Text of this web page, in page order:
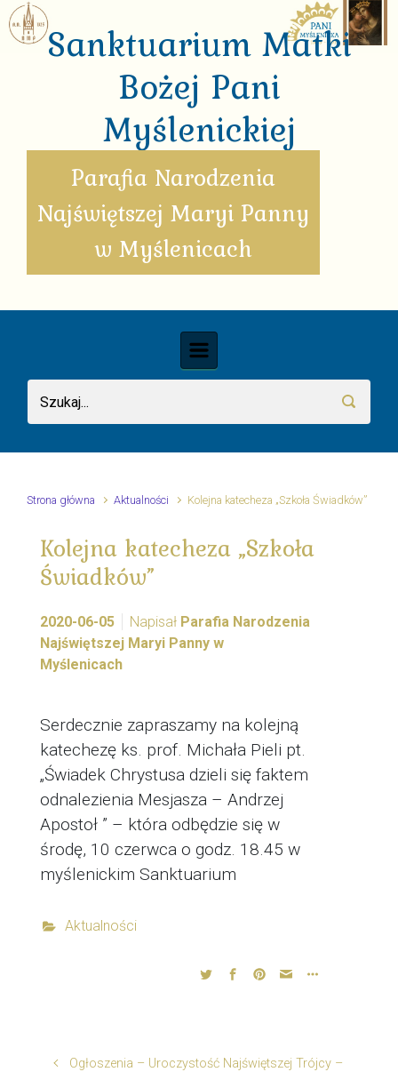
Skip to main content
Sanktuarium Matki
Bożej Pani
Myślenickiej
Parafia Narodzenia
Najświętszej Maryi Panny
w Myślenicach
Strona główna Aktualności Kolejna katecheza „Szkoła Świadków”
Kolejna katecheza „Szkoła
Świadków”
2020-06-05 Napisał Parafia Narodzenia
Najświętszej Maryi Panny w
Myślenicach
Serdecznie zapraszamy na kolejną
katechezę ks. prof. Michała Pieli pt.
„Świadek Chrystusa dzieli się faktem
odnalezienia Mesjasza – Andrzej
Apostoł ” – która odbędzie się w
środę, 10 czerwca o godz. 18.45 w
myślenickim Sanktuarium
Aktualności
Ogłoszenia – Uroczystość Najświętszej Trójcy –